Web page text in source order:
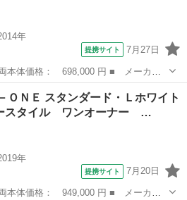
年
提携サイト 7月27日
ＯＮＥ ■ グレード名： プレミア
２ト－ン １年保証 ワンオ－ナ－
ＯＮＥ スタンダード・Ｌホワイト
スタイル ワンオーナー …
年
提携サイト 7月20日